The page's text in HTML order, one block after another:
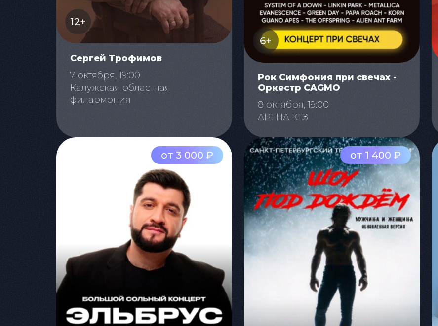
12+
Сергей Трофимов
7 октября, 19:00
Калужская областная
филармония
6+
Рок Симфония при свечах -
Оркестр CAGMO
8 октября, 19:00
АРЕНА КТЗ
от 3 000 ₽ от 1 400 ₽